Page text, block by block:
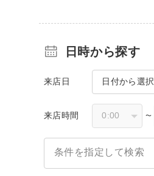
日時から探す
来店日 日付から選択
来店時間 〜
条件を指定して検索